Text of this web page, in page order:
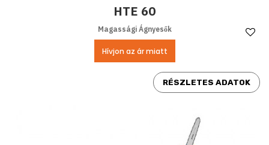
HTE 60
Magassági Ágnyesők
Hívjon az ár miatt
RÉSZLETES ADATOK